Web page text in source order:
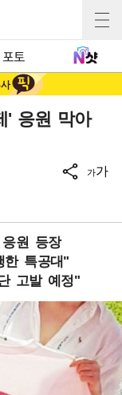
포토
' 응원 막아
가가
원 등장
한 특공대"
고발 예정"